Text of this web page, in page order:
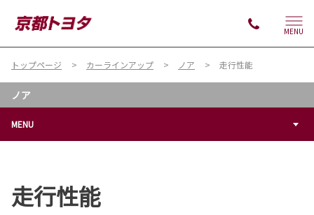
MENU
トップページ カーラインアップ ノア 走行性能
ノア
MENU
走行性能